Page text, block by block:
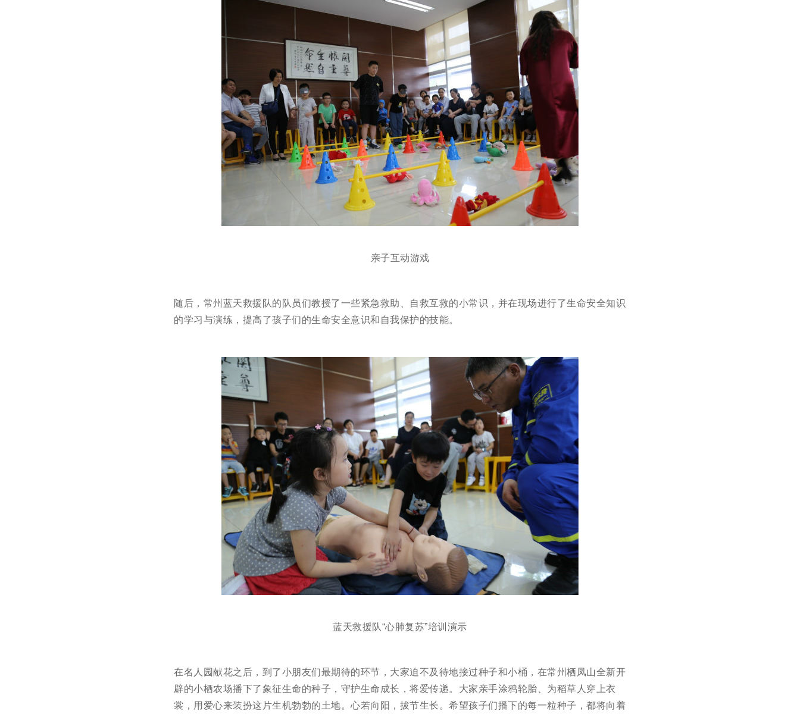
亲子互动游戏
随后，常州蓝天救援队的队员们教授了一些紧急救助、自救互救的小常识，并在现场进行了生命安全知识
的学习与演练，提高了孩子们的生命安全意识和自我保护的技能。
蓝天救援队“心肺复苏”培训演示
在名人园献花之后，到了小朋友们最期待的环节，大家迫不及待地接过种子和小桶，在常州栖凤山全新开
辟的小栖农场播下了象征生命的种子，守护生命成长，将爱传递。大家亲手涂鸦轮胎、为稻草人穿上衣
裳，用爱心来装扮这片生机勃勃的土地。心若向阳，拔节生长。希望孩子们播下的每一粒种子，都将向着